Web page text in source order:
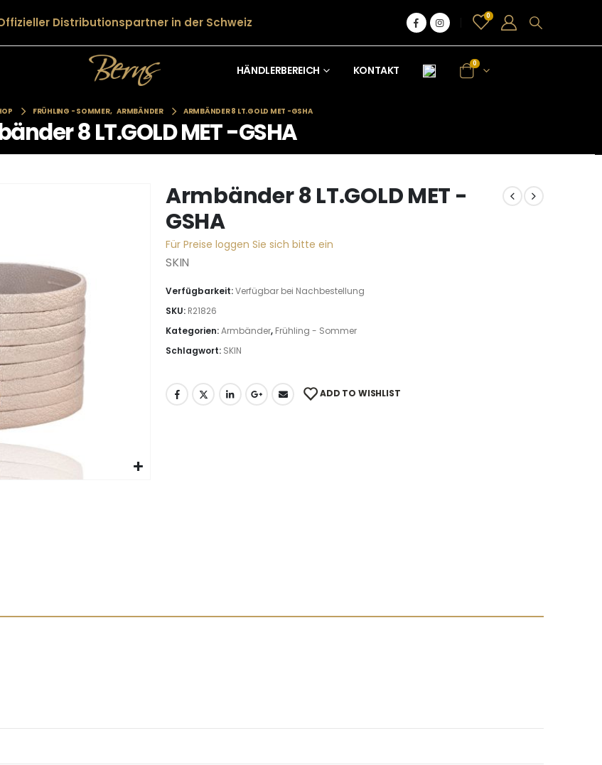
Distributionspartner in der Schweiz 0
HÄNDLERBEREICH KONTAKT
0
FRÜHLING - SOMMER, ARMBÄNDER ARMBÄNDER 8 LT.GOLD MET -GSHA
8 LT.GOLD MET -GSHA
Armbänder 8 LT.GOLD MET -
GSHA
Für Preise loggen Sie sich bitte ein
SKIN
Verfügbarkeit:Verfügbar bei Nachbestellung
SKU: R21826
Kategorien:Armbänder, Frühling - Sommer
Schlagwort: SKIN
ADD TO WISHLIST